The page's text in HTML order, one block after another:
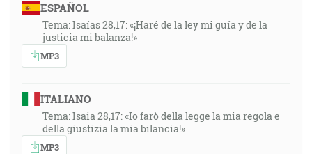
ESPAÑOL
Tema: Isaías 28,17: «¡Haré de la ley mi guía y de la
justicia mi balanza!»
MP3
ITALIANO
Tema: Isaia 28,17: «Io farò della legge la mia regola e
della giustizia la mia bilancia!»
MP3